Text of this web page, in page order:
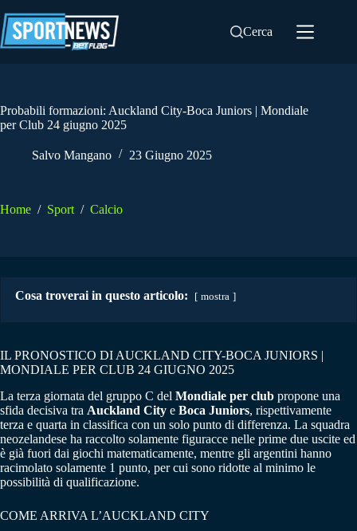
al
contenuto
Cerca
Probabili formazioni: Auckland City-Boca Juniors | Mondiale
per Club 24 giugno 2025
Salvo Mangano 23 Giugno 2025
Home / Sport / Calcio
Cosa troverai in questo articolo: mostra
IL PRONOSTICO DI AUCKLAND CITY-BOCA JUNIORS |
MONDIALE PER CLUB 24 GIUGNO 2025
La terza giornata del gruppo C del Mondiale per club propone una
sfida decisiva tra Auckland City e Boca Juniors, rispettivamente
terza e quarta in classifica con un solo punto di differenza. La squadra
neozelandese ha raccolto solamente figuracce nelle prime due uscite ed
è già fuori dai giochi matematicamente, mentre gli argentini hanno
racimolato solamente 1 punto, per cui sono ridotte al minimo le
possibilità di qualificazione.
COME ARRIVA L’AUCKLAND CITY